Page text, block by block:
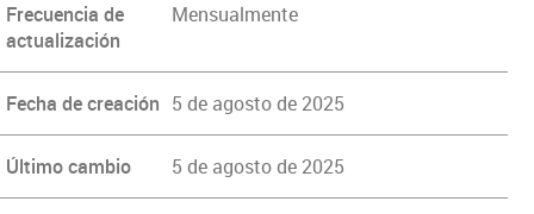
Frecuencia de
actualización
Mensualmente
Fecha de creación 5 de agosto de 2025
Último cambio 5 de agosto de 2025